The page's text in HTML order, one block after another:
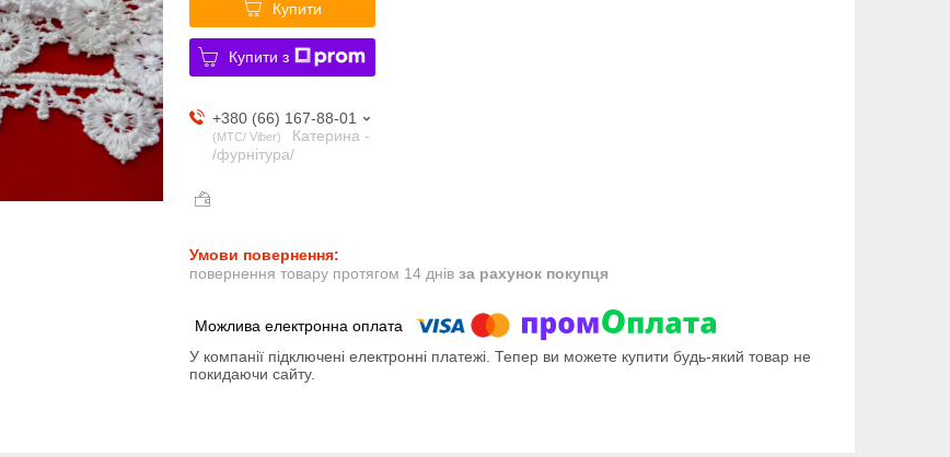
Купити
Купити з
+380 (66) 167-88-01
МТС/ Viber
Катерина -
/фурнітура/
повернення товару протягом 14 днів за рахунок покупця
У компанії підключені електронні платежі. Тепер ви можете купити будь-який товар не
покидаючи сайту.